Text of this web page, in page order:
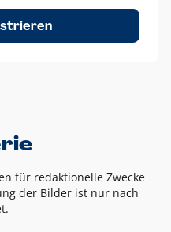
von jeweils einer
in alle Richtungen
für redaktionelle Zwecke
der Bilder ist nur nach